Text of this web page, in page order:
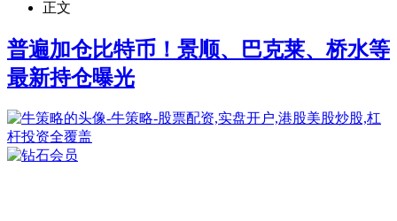
正文
普遍加仓比特币！景顺、巴克莱、桥水等
最新持仓曝光